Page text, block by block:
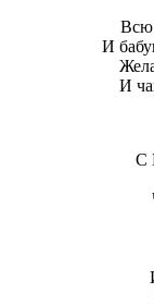
Всю
И
И
С